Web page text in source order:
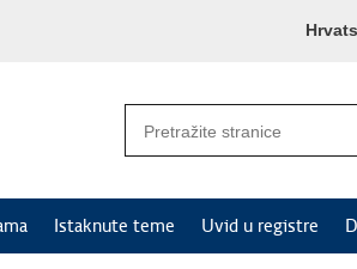
Istaknute teme Uvid u registre